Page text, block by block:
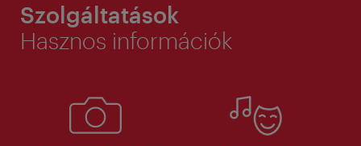
Szolgáltatások
Hasznos információk